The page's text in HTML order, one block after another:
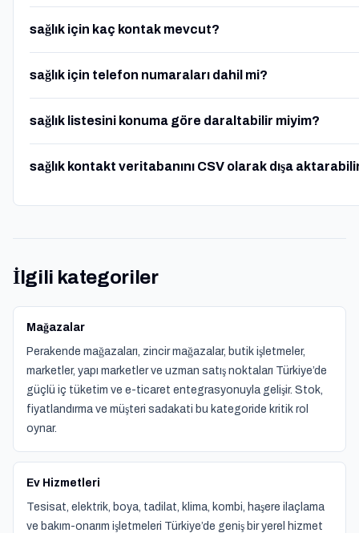
sağlık için kaç kontak mevcut?
sağlık için telefon numaraları dahil mi?
sağlık listesini konuma göre daraltabilir miyim?
sağlık kontakt veritabanını CSV olarak dışa
İlgili kategoriler
Mağazalar
Perakende mağazaları, zincir mağazalar, butik işletmeler,
marketler, yapı marketler ve uzman satış noktaları Türkiye’de
güçlü iç tüketim ve e-ticaret entegrasyonuyla gelişir. Stok,
fiyatlandırma ve müşteri sadakati bu kategoride kritik rol
oynar.
Ev Hizmetleri
Tesisat, elektrik, boya, tadilat, klima, kombi, haşere ilaçlama
ve bakım-onarım işletmeleri Türkiye’de geniş bir yerel hizmet